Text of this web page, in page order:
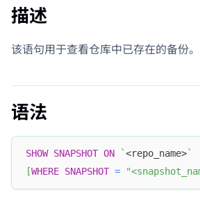
描述
该语句用于查看仓库中已存在的备份。
语法
SHOW SNAPSHOT ON `<repo_name>`
[WHERE SNAPSHOT =